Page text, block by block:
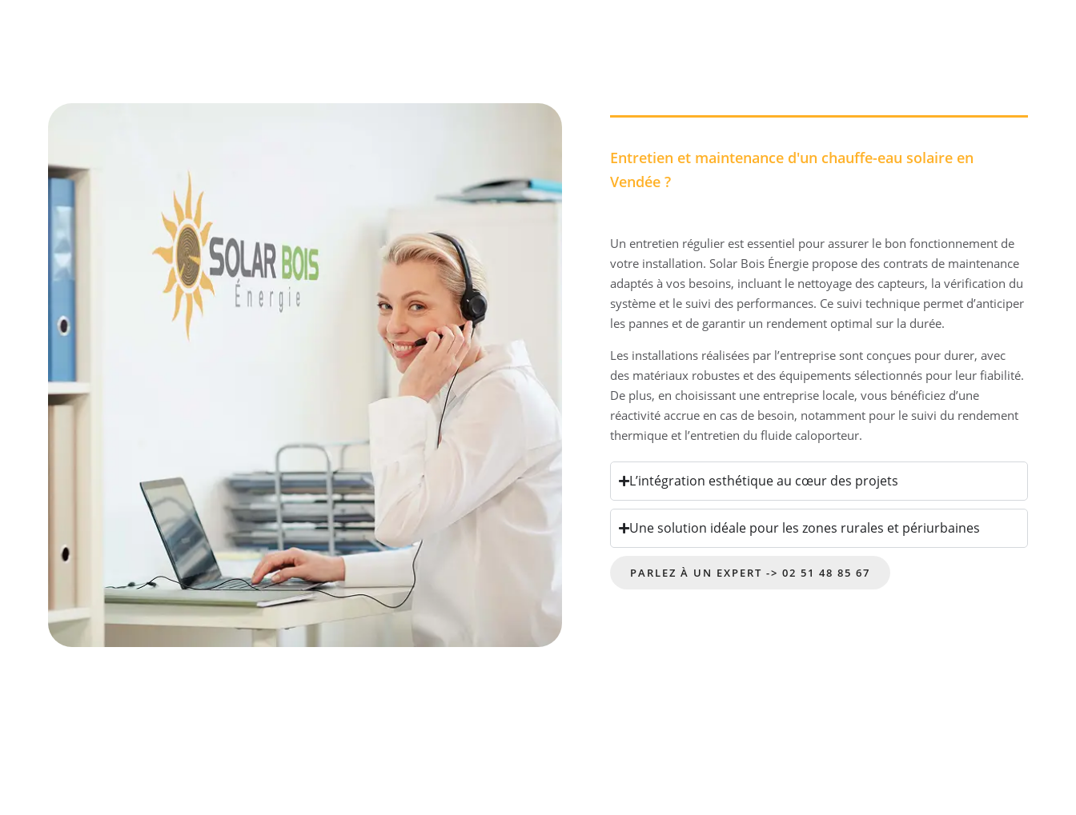
Entretien et maintenance d'un chauffe-eau solaire en
Vendée ?
Un entretien régulier est essentiel pour assurer le bon fonctionnement de
votre installation. Solar Bois Énergie propose des contrats de maintenance
adaptés à vos besoins, incluant le nettoyage des capteurs, la vérification du
système et le suivi des performances. Ce suivi technique permet d’anticiper
les pannes et de garantir un rendement optimal sur la durée.
Les installations réalisées par l’entreprise sont conçues pour durer, avec
des matériaux robustes et des équipements sélectionnés pour leur fiabilité.
De plus, en choisissant une entreprise locale, vous bénéficiez d’une
réactivité accrue en cas de besoin, notamment pour le suivi du rendement
thermique et l’entretien du fluide caloporteur.
L’intégration esthétique au cœur des projets
Une solution idéale pour les zones rurales et périurbaines
PARLEZ À UN EXPERT -> 02 51 48 85 67